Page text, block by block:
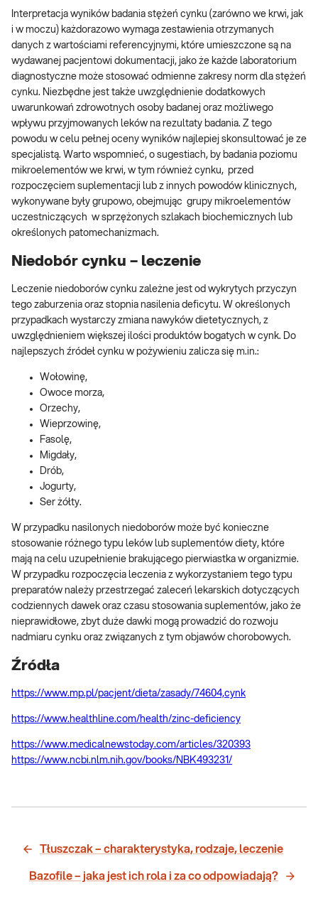
Interpretacja wyników badania stężeń cynku (zarówno we krwi, jak
i w moczu) każdorazowo wymaga zestawienia otrzymanych
danych z wartościami referencyjnymi, które umieszczone są na
wydawanej pacjentowi dokumentacji, jako że każde laboratorium
diagnostyczne może stosować odmienne zakresy norm dla stężeń
cynku. Niezbędne jest także uwzględnienie dodatkowych
uwarunkowań zdrowotnych osoby badanej oraz możliwego
wpływu przyjmowanych leków na rezultaty badania. Z tego
powodu w celu pełnej oceny wyników najlepiej skonsultować je ze
specjalistą. Warto wspomnieć, o sugestiach, by badania poziomu
mikroelementów we krwi, w tym również cynku, przed
rozpoczęciem suplementacji lub z innych powodów klinicznych,
wykonywane były grupowo, obejmując grupy mikroelementów
uczestniczących w sprzężonych szlakach biochemicznych lub
określonych patomechanizmach.
Niedobór cynku – leczenie
Leczenie niedoborów cynku zależne jest od wykrytych przyczyn
tego zaburzenia oraz stopnia nasilenia deficytu. W określonych
przypadkach wystarczy zmiana nawyków dietetycznych, z
uwzględnieniem większej ilości produktów bogatych w cynk. Do
najlepszych źródeł cynku w pożywieniu zalicza się m.in.:
Wołowinę,
Owoce morza,
Orzechy,
Wieprzowinę,
Fasolę,
Migdały,
Drób,
Jogurty,
Ser żółty.
W przypadku nasilonych niedoborów może być konieczne
stosowanie różnego typu leków lub suplementów diety, które
mają na celu uzupełnienie brakującego pierwiastka w organizmie.
W przypadku rozpoczęcia leczenia z wykorzystaniem tego typu
preparatów należy przestrzegać zaleceń lekarskich dotyczących
codziennych dawek oraz czasu stosowania suplementów, jako że
nieprawidłowe, zbyt duże dawki mogą prowadzić do rozwoju
nadmiaru cynku oraz związanych z tym objawów chorobowych.
Źródła
https://www.mp.pl/pacjent/dieta/zasady/74604,cynk
https://www.healthline.com/health/zinc-deficiency
https://www.medicalnewstoday.com/articles/320393
https://www.ncbi.nlm.nih.gov/books/NBK493231/
Tłuszczak – charakterystyka, rodzaje, leczenie
Bazofile – jaka jest ich rola i za co odpowiadają?